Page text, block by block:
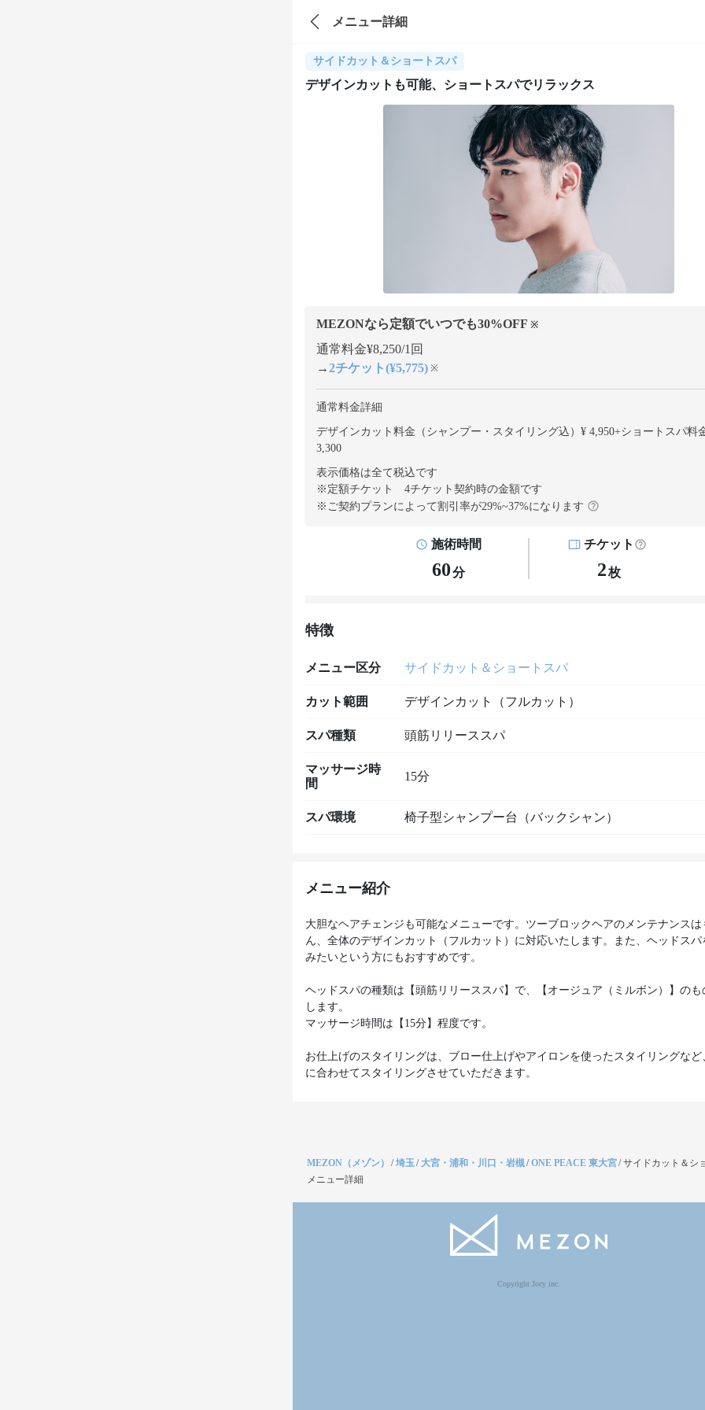
メニュー詳細
サイドカット＆ショートスパ
デザインカットも可能、ショートスパでリラックス
MEZONなら定額でいつでも30%OFF ※
通常料金¥8,250/1回
→2チケット(¥5,775) ※
通常料金詳細
デザインカット料金（シャンプー・スタイリング込）¥ 4,950+ショートスパ料
3,300
表示価格は全て税込です
※定額チケット 4チケット契約時の金額です
※ご契約プランによって割引率が29%~37%になります
施術時間
60分
チケット
2枚
特徴
メニュー区分 サイドカット＆ショートスパ
カット範囲 デザインカット（フルカット）
スパ種類 頭筋リリーススパ
マッサージ時
間
15分
スパ環境 椅子型シャンプー台（バックシャン）
メニュー紹介
大胆なヘアチェンジも可能なメニューです。ツーブロックヘアのメンテナンスは
ん、全体のデザインカット（フルカット）に対応いたします。また、ヘッドスパ
みたいという方にもおすすめです。
ヘッドスパの種類は【頭筋リリーススパ】で、【オージュア（ミルボン）】のも
します。
マッサージ時間は【15分】程度です。
お仕上げのスタイリングは、ブロー仕上げやアイロンを使ったスタイリングなど
に合わせてスタイリングさせていただきます。
MEZON（メゾン） /埼玉/大宮・浦和・川口・岩槻/ONE PEACE 東大宮/サイドカット＆シ
メニュー詳細
Copyright Jocy inc.